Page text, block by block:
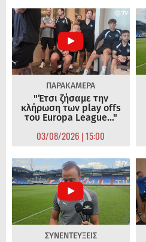
ΠΑΡΑΚΑΜΕΡΑ
"Έτσι ζήσαμε την
κλήρωση των play offs
του Europa League..."
03/08/2026 | 15:00
ΣΥΝΕΝΤΕΥΞΕΙΣ